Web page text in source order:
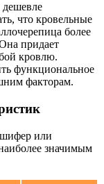
дешевле
что кровельные
более
придает
кровлю.
функциональное
факторам.
или
значимым